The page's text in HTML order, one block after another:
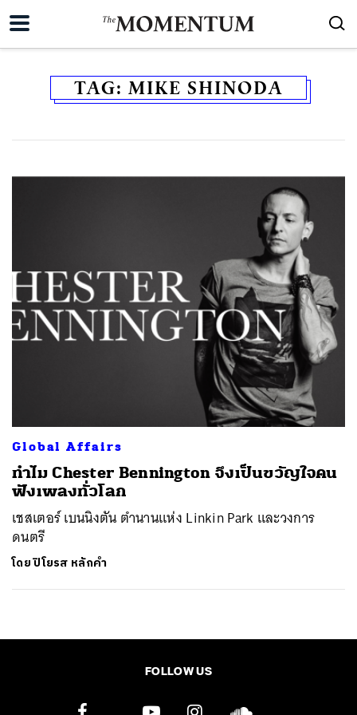
TAG: MIKE SHINODA
Global Affairs
ทำไม Chester Bennington จึงเป็นขวัญใจคน
ฟังเพลงทั่วโลก
เชสเตอร์ เบนนิงตัน ตำนานแห่ง ​Linkin Park​ และวงการ
ดนตรี
โดยปิโยรส หลักคำ
FOLLOW US
LINE EMAIL